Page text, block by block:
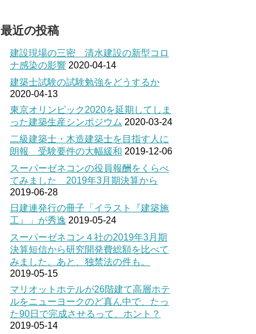
最近の投稿
建設現場の三密 清水建設の新型コロ
ナ感染の影響 2020-04-14
建築士試験の試験勉強をどうするか
2020-04-13
東京オリンピック2020を延期してしま
った建築生産シンポジウム 2020-03-24
二級建築士・木造建築士を目指す人に
朗報 受験要件の大幅緩和 2019-12-06
スーパーゼネコンの役員報酬をくらべ
てみました 2019年3月期決算から
2019-06-28
日建連発行の冊子「イラスト『建築施
工』」が秀逸 2019-05-24
スーパーゼネコン４社の2019年3月期
決算短信から研究開発費総額を比べて
みました。あと、独禁法の件も。
2019-05-15
マリオットホテルが26階建て高層ホテ
ルをニューヨークのど真ん中で、たっ
た90日で完成させるって、ホント？
2019-05-14